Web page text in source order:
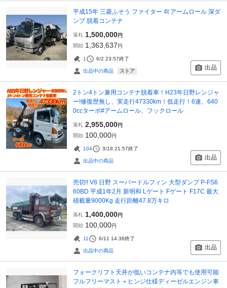
平成15年 三菱ふそう ファイター 4t アームロール 深ダ
ンプ 脱着コンテナ
落札 1,500,000円
開始 1,363,637円
1 6/2 23:57終了
出品中の商品 ストア 出品
2トン4トン兼用コンテナ脱着車！H23年日野レンジャ
ー!修復歴無し、実走行47330km！低走行！6速、640
0ccターボ#アームロール、フックロール
落札 2,955,000円
開始 100,000円
104 3/18 21:57終了
出品中の商品 出品
売切!! V8 日野 スーパードルフィン 大型ダンプ P-FS6
60BD 平成1年2月 新明和 Lゲート Fゲート F17C 最大
積載量9000Kg 走行距離47.8万キロ
落札 1,400,000円
開始 100,000円
11 6/11 14:36終了
出品中の商品 出品
フォークリフト天井が低いコンテナ内等でも使用可能
フルフリーマスト＋ヒンジ仕様ディーゼルエンジン車